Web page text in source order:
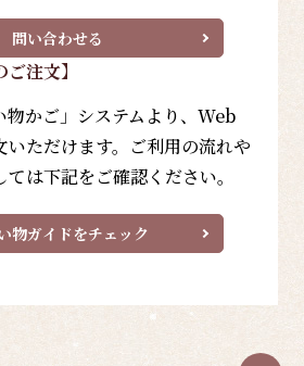
問い合わせる
注文】
物かご」システムより、Web
いただけます。ご利用の流れや
は下記をご確認ください。
物ガイドをチェック